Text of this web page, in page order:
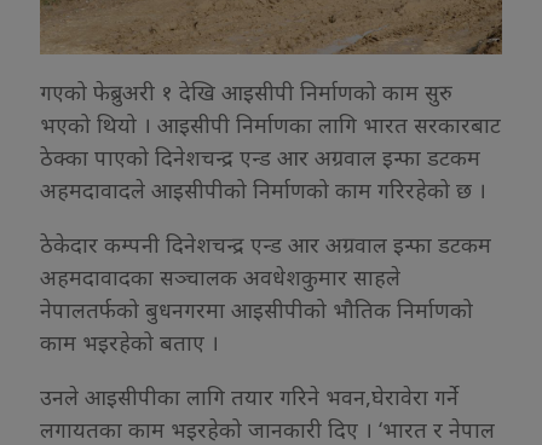
गएको फेब्रुअरी १ देखि आइसीपी निर्माणको काम सुरु
भएको थियो । आइसीपी निर्माणका लागि भारत सरकारबाट
ठेक्का पाएको दिनेशचन्द्र एन्ड आर अग्रवाल इन्फा डटकम
अहमदावादले आइसीपीको निर्माणको काम गरिरहेको छ ।
ठेकेदार कम्पनी दिनेशचन्द्र एन्ड आर अग्रवाल इन्फा डटकम
अहमदावादका सञ्चालक अवधेशकुमार साहले
नेपालतर्फको बुधनगरमा आइसीपीको भौतिक निर्माणको
काम भइरहेको बताए ।
उनले आइसीपीका लागि तयार गरिने भवन,घेरावेरा गर्ने
लगायतका काम भइरहेको जानकारी दिए । ‘भारत र नेपाल